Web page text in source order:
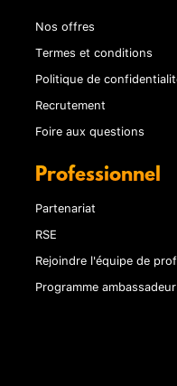
Nos offres
Termes et conditions
Politique de
Recrutement
Foire aux questions
Professionnel
Partenariat
RSE
Rejoindre l'équipe de
Programme ambassadeur